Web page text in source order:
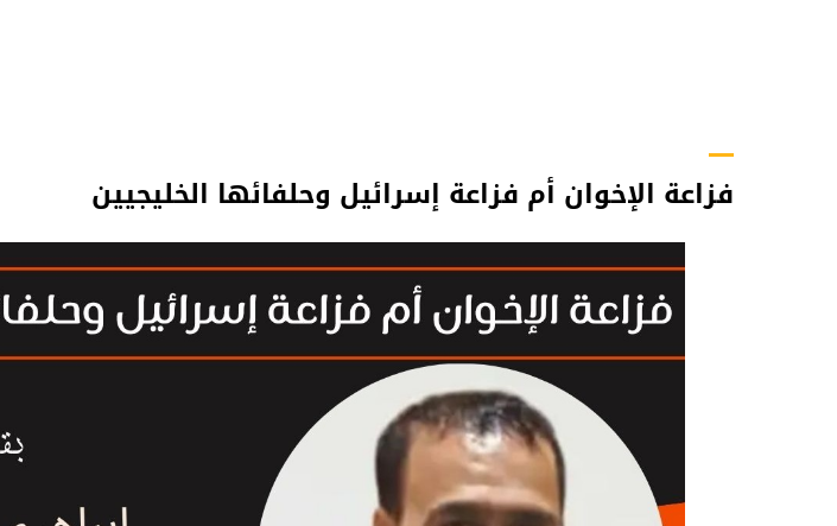
فزاعة الإخوان أم فزاعة إسرائيل وحلفائها الخليجيين